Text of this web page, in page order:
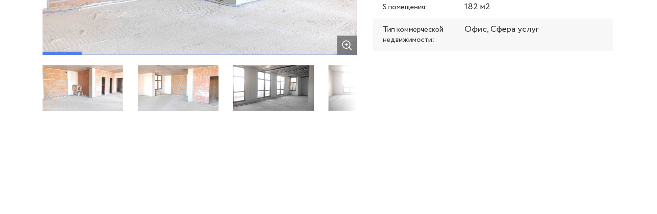
S помещения: 182 м2
Тип коммерческой
недвижимости:
Офис, Сфера услуг